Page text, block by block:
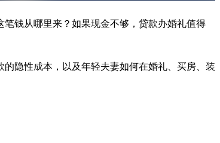
钱从哪里来？如果现金不够，贷款办婚礼值得
隐性成本，以及年轻夫妻如何在婚礼、买房、装